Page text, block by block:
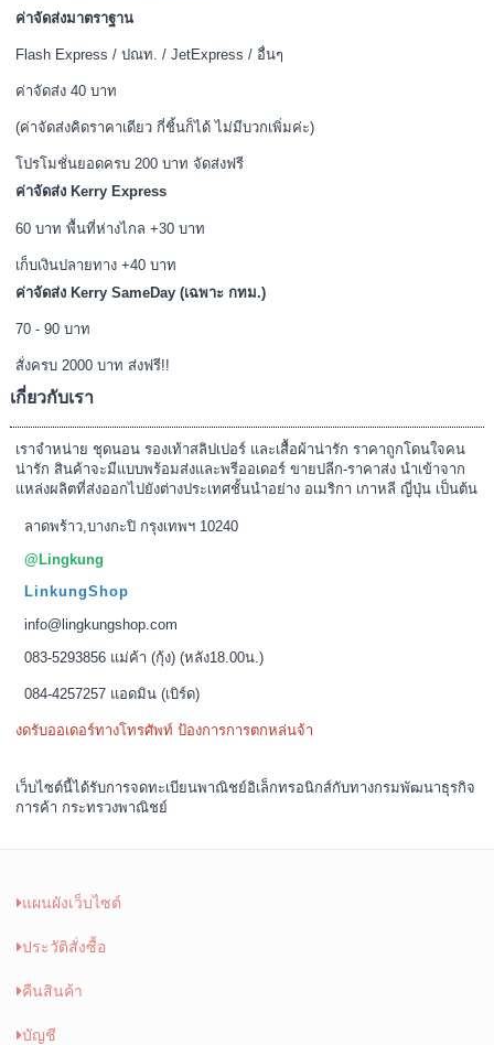
ค่าจัดส่งมาตราฐาน
Flash Express / ปณท. / JetExpress / อื่นๆ
ค่าจัดส่ง 40 บาท
(ค่าจัดส่งคิดราคาเดียว กี่ชิ้นก็ได้ ไม่มีบวกเพิ่มค่ะ)
โปรโมชั่นยอดครบ 200 บาท จัดส่งฟรี
ค่าจัดส่ง Kerry Express
60 บาท พื้นที่ห่างไกล +30 บาท
เก็บเงินปลายทาง +40 บาท
ค่าจัดส่ง Kerry SameDay (เฉพาะ กทม.)
70 - 90 บาท
สั่งครบ 2000 บาท ส่งฟรี!!
เกี่ยวกับเรา
เราจำหน่าย ชุดนอน รองเท้าสลิปเปอร์ และเสื้อผ้าน่ารัก ราคาถูกโดนใจคน
น่ารัก สินค้าจะมีแบบพร้อมส่งและพรีออเดอร์ ขายปลีก-ราคาส่ง นำเข้าจาก
แหล่งผลิตที่ส่งออกไปยังต่างประเทศชั้นนำอย่าง อเมริกา เกาหลี ญี่ปุ่น เป็นต้น
ลาดพร้าว,บางกะปิ กรุงเทพฯ 10240
@Lingkung
LinkungShop
info@lingkungshop.com
083-5293856 แม่ค้า (กุ้ง) (หลัง18.00น.)
084-4257257 แอดมิน (เบิร์ด)
งดรับออเดอร์ทางโทรศัพท์ ป้องการการตกหล่นจ้า
เว็บไซต์นี้ได้รับการจดทะเบียนพาณิชย์อิเล็กทรอนิกส์กับทางกรมพัฒนาธุรกิจ
การค้า กระทรวงพาณิชย์
แผนผังเว็บไซต์
ประวัติสั่งซื้อ
คืนสินค้า
บัญชี